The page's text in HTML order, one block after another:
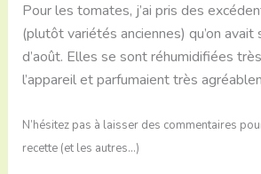
Pour les tomates, j’ai pris des
(plutôt variétés anciennes) qu’on avait
d’août. Elles se sont réhumidifiées
l’appareil et parfumaient très
N’hésitez pas à laisser des commentaires
recette (et les autres…)